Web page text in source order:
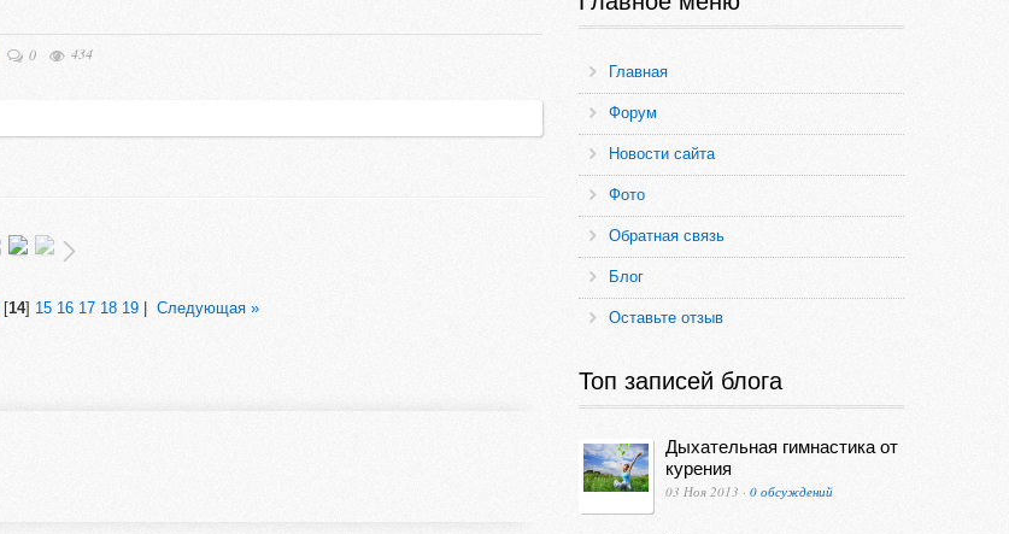
0 434
[14] 15 16 17 18 19 Следующая »
Главная
Форум
Новости сайта
Фото
Обратная связь
Блог
Оставьте отзыв
Топ записей блога
Дыхательная гимнастика от
курения
03 Ноя 2013 · 0 обсуждений